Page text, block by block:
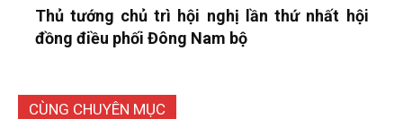
Thủ tướng chủ trì hội nghị lần thứ nhất hội
đồng điều phối Đông Nam bộ
CÙNG CHUYÊN MỤC